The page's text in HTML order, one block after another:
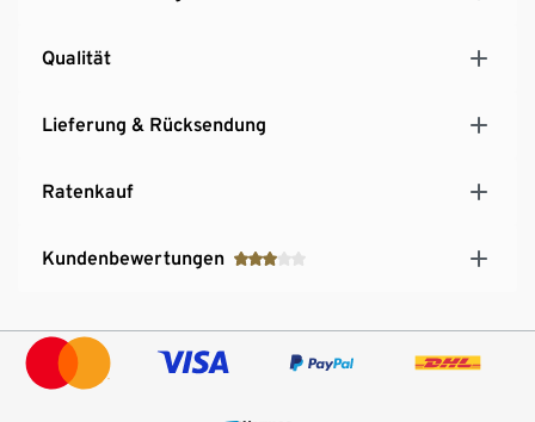
Qualität
Lieferung & Rücksendung
Ratenkauf
Kundenbewertungen